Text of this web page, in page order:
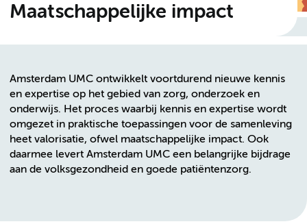
Maatschappelijke impact
Amsterdam UMC ontwikkelt voortdurend nieuwe kennis
en expertise op het gebied van zorg, onderzoek en
onderwijs. Het proces waarbij kennis en expertise wordt
omgezet in praktische toepassingen voor de samenleving
heet valorisatie, ofwel maatschappelijke impact. Ook
daarmee levert Amsterdam UMC een belangrijke bijdrage
aan de volksgezondheid en goede patiëntenzorg.